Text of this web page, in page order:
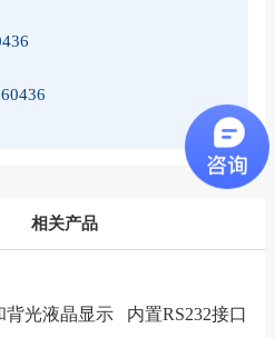
相关产品
光液晶显示 内置RS232接口